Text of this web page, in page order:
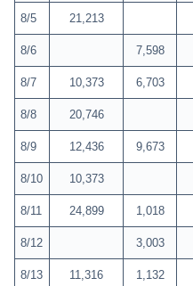
8/5 21,213
8/6 7,598
8/7 10,373 6,703
8/8 20,746
8/9 12,436 9,673
8/10 10,373
8/11 24,899 1,018
8/12 3,003
8/13 11,316 1,132